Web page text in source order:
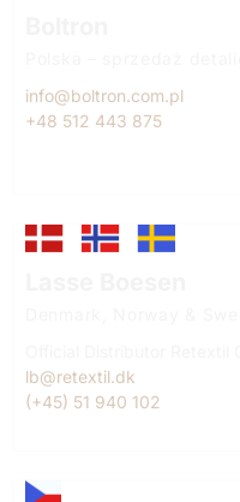
info@boltron.com.pl
+48 512 443 875
lb@retextil.dk
(+45) 51 940 102